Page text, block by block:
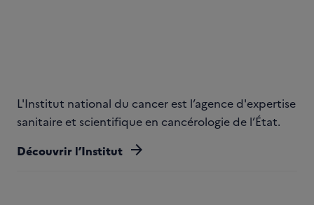
L'Institut national du cancer est l’agence d'expertise
sanitaire et scientifique en cancérologie de l’État.
Découvrir l’Institut arrow_forward